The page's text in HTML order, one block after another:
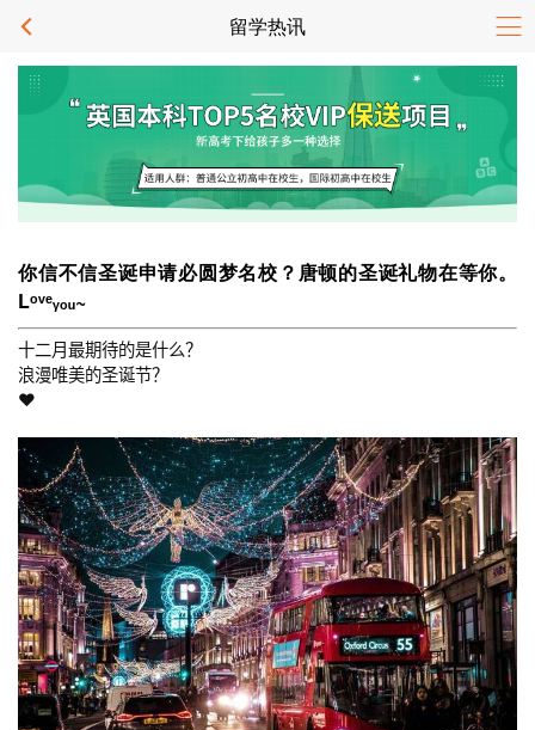
留学热讯
你信不信圣诞申请必圆梦名校？唐顿的圣诞礼物在等你。
Lᵒᵛᵉᵧₒᵤ~
十二月最期待的是什么？
浪漫唯美的圣诞节？
❤